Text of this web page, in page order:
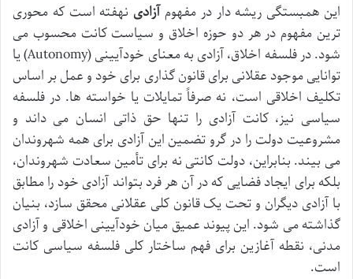
این همبستگی ریشه دار در مفهومآزادی نهفته است که محوری
ترین مفهوم در هر دو حوزه اخلاق و سیاست کانت محسوب می
شود. در فلسفه اخلاق، آزادی به معنای خودآیینی (Autonomy) یا
توانایی موجود عقلانی برای قانون گذاری برای خود و عمل بر اساس
تکلیف اخلاقی است، نه صرفاً تمایلات یا خواسته ها. در فلسفه
سیاسی نیز، کانت آزادی را تنها حق ذاتی انسان می داند و
مشروعیت دولت را در گرو تضمین این آزادی برای همه شهروندان
می بیند. بنابراین، دولت کانتی نه برای تأمین سعادت شهروندان،
بلکه برای ایجاد فضایی که در آن هر فرد بتواند آزادی خود را مطابق
با آزادی دیگران و تحت یک قانون کلی عقلانی محقق سازد، بنیان
گذاشته می شود. این پیوند عمیق میان خودآیینی اخلاقی و آزادی
مدنی، نقطه آغازین برای فهم ساختار کلی فلسفه سیاسی کانت
است.